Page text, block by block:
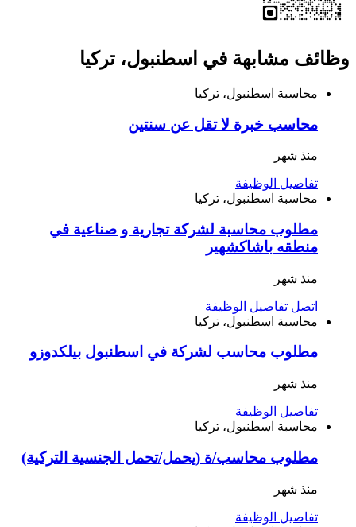
وظائف مشابهة في اسطنبول، تركيا
محاسبة اسطنبول، تركيا
محاسب خبرة لا تقل عن سنتين
منذ شهر
تفاصيل الوظيفة
محاسبة اسطنبول، تركيا
مطلوب محاسبة لشركة تجارية و صناعية في
منطقه باشاكشهير
منذ شهر
اتصل تفاصيل الوظيفة
محاسبة اسطنبول، تركيا
مطلوب محاسب لشركة في اسطنبول بيلكدوزو
منذ شهر
تفاصيل الوظيفة
محاسبة اسطنبول، تركيا
مطلوب محاسب/ة (يحمل/تحمل الجنسية التركية)
منذ شهر
تفاصيل الوظيفة